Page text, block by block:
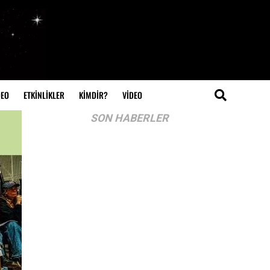
ETKİNLİKLER KİMDİR? VIDEO
SON HABERLER